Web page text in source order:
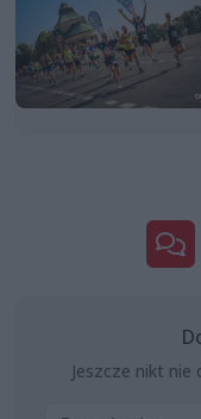
Jeszcze nikt nie